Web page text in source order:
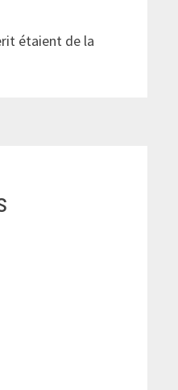
étaient de la